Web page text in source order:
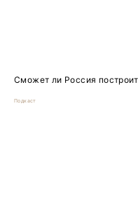
Сможет ли Россия
Подкаст